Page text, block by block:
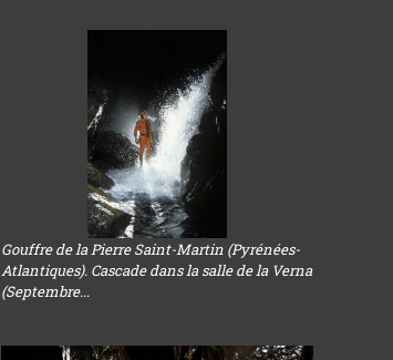
Gouffre de la Pierre Saint-Martin (Pyrénées-
Atlantiques). Cascade dans la salle de la Verna
(Septembre...